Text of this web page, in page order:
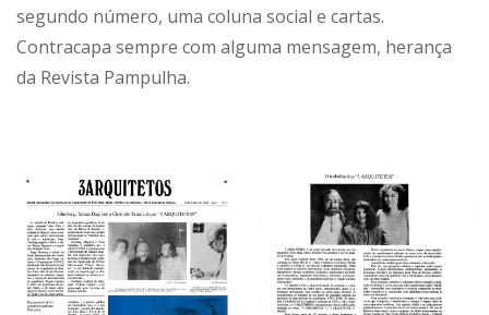
segundo número, uma coluna social e cartas.
Contracapa sempre com alguma mensagem, herança
da Revista Pampulha.